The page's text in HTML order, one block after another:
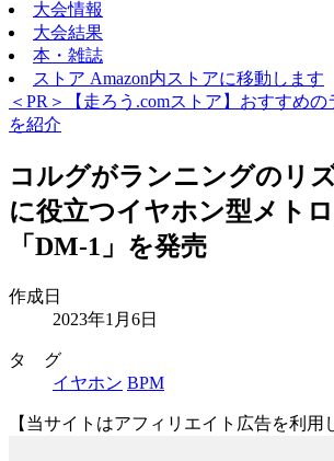
大会情報
大会結果
本・雑誌
ストア Amazon内ストアに移動します
＜PR＞【走ろう.comストア】おすすめ
を紹介
コルグがランニングのリ
に役立つイヤホン型メト
「DM-1」を発売
作成日
2023年1月6日
タ グ
イヤホン BPM
【当サイトはアフィリエイト広告を利用